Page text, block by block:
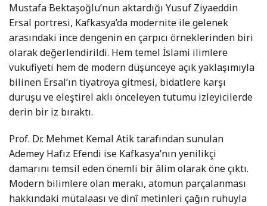
Mustafa Bektaşoğlu’nun aktardığı Yusuf Ziyaeddin
Ersal portresi, Kafkasya’da modernite ile gelenek
arasındaki ince dengenin en çarpıcı örneklerinden biri
olarak değerlendirildi. Hem temel İslami ilimlere
vukufiyeti hem de modern düşünceye açık yaklaşımıyla
bilinen Ersal’ın tiyatroya gitmesi, bidatlere karşı
duruşu ve eleştirel aklı önceleyen tutumu izleyicilerde
derin bir iz bıraktı.
Prof. Dr. Mehmet Kemal Atik tarafından sunulan
Ademey Hafız Efendi ise Kafkasya’nın yenilikçi
damarını temsil eden önemli bir âlim olarak öne çıktı.
Modern bilimlere olan merakı, atomun parçalanması
hakkındaki mütalaası ve dinî metinleri çağın ruhuyla